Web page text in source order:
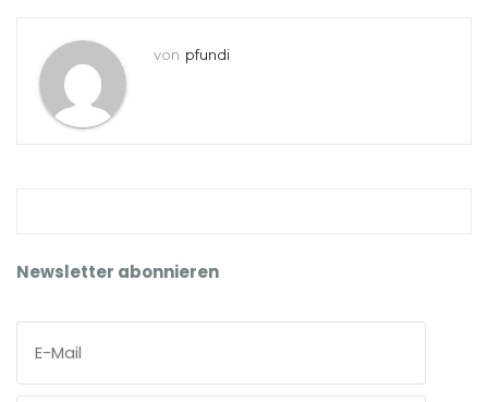
von pfundi
Newsletter abonnieren